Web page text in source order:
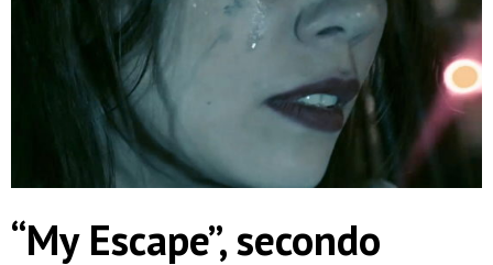
“My Escape”, secondo